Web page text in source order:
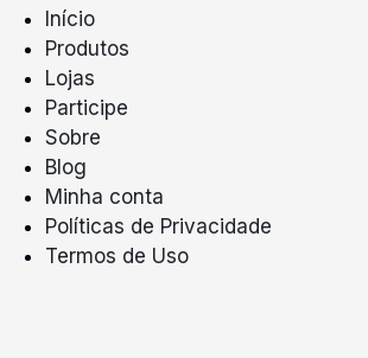
Início
Produtos
Lojas
Participe
Sobre
Blog
Minha conta
Políticas de Privacidade
Termos de Uso